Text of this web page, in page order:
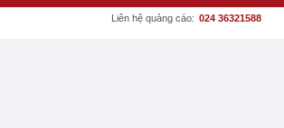
Liên hệ quảng cáo: 024 36321588